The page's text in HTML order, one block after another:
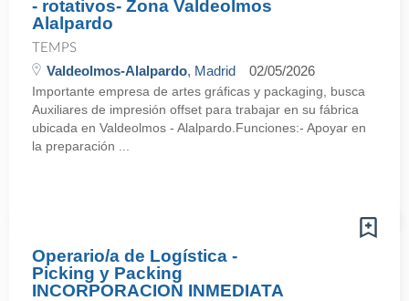
- rotativos- Zona Valdeolmos
Alalpardo
TEMPS
Valdeolmos-Alalpardo, Madrid 02/05/2026
Importante empresa de artes gráficas y packaging, busca
Auxiliares de impresión offset para trabajar en su fábrica
ubicada en Valdeolmos - Alalpardo.Funciones:- Apoyar en
la preparación ...
Operario/a de Logística -
Picking y Packing
INCORPORACION INMEDIATA